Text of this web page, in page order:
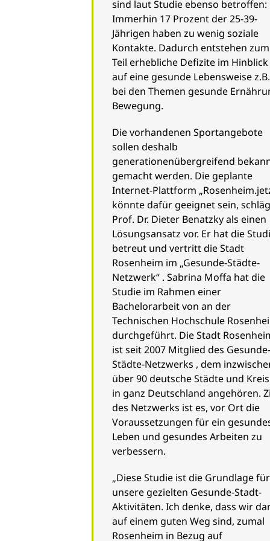
sind laut Studie ebenso betroffen:
Immerhin 17 Prozent der 25-39-
Jährigen haben zu wenig soziale
Kontakte. Dadurch entstehen zum
Teil erhebliche Defizite im Hinblick
auf eine gesunde Lebensweise z.B.
bei den Themen gesunde
Bewegung.
Die vorhandenen Sportangebote
sollen deshalb
generationenübergreifend
gemacht werden. Die geplante
Internet-Plattform
könnte dafür geeignet sein,
Prof. Dr. Dieter Benatzky als einen
Lösungsansatz vor. Er hat die
betreut und vertritt die Stadt
Rosenheim im „Gesunde-Städte-
Netzwerk“ . Sabrina Moffa hat die
Studie im Rahmen einer
Bachelorarbeit von an der
Technischen Hochschule
durchgeführt. Die Stadt
ist seit 2007 Mitglied des Gesunde-
Städte-Netzwerks , dem
über 90 deutsche Städte und
in ganz Deutschland angehören.
des Netzwerks ist es, vor Ort die
Voraussetzungen für ein
Leben und gesundes Arbeiten zu
verbessern.
„Diese Studie ist die Grundlage für
unsere gezielten Gesunde-Stadt-
Aktivitäten. Ich denke, dass wir
auf einem guten Weg sind, zumal
Rosenheim in Bezug auf